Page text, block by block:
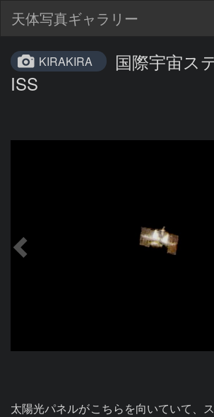
天体写真ギャラリー
KIRAKIRA
国際宇宙ス
ISS
太陽光パネルがこちらを向いていて、